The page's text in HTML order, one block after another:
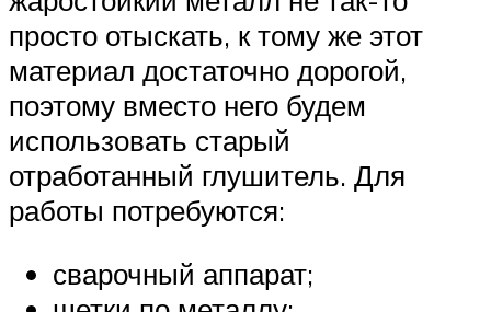
просто отыскать, к тому же этот
материал достаточно дорогой,
поэтому вместо него будем
использовать старый
отработанный глушитель. Для
работы потребуются:
сварочный аппарат;